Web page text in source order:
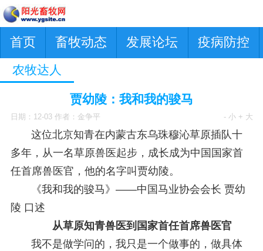
首页 畜牧动态 发展论坛 疫病防控
农牧达人
贾幼陵：我和我的骏马
日期：12-03 作者：金争平 - 小 + 大
这位北京知青在内蒙古东乌珠穆沁草原插队十
多年，从一名草原兽医起步，成长成为中国国家首
任首席兽医官，他的名字叫贾幼陵。
《我和我的骏马》——中国马业协会会长 贾幼
陵 口述
从草原知青兽医到国家首任首席兽医官
我不是做学问的，我只是一个做事的，做具体